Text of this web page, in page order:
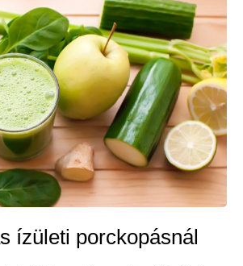
ízületi porckopásnál